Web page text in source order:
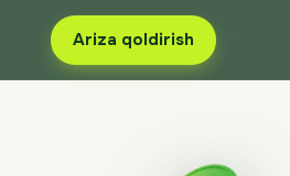
Ariza qoldirish